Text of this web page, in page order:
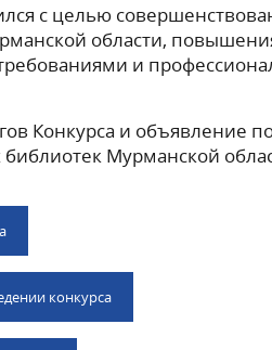
с целью
области,
и
Конкурса и объявление
Мурманской
конкурса